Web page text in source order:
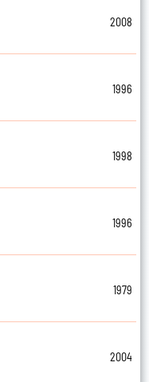
2008
1996
1998
1996
1979
2004